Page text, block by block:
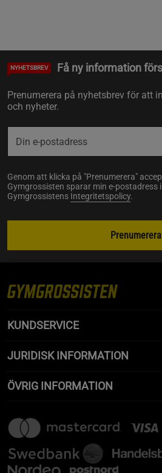
NYHETSBREV Få ny information
Prenumerera på nyhetsbrev för att
och nyheter.
Genom att klicka på "Prenumerera"
Gymgrossisten sparar min e-postadress
Gymgrossistens Integritetspolicy.
Prenumerera
KUNDSERVICE
JURIDISK INFORMATION
ÖVRIG INFORMATION